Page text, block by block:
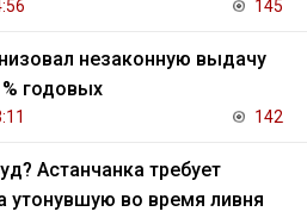
145
незаконную выдачу
годовых
142
Астанчанка требует
утонувшую во время ливня